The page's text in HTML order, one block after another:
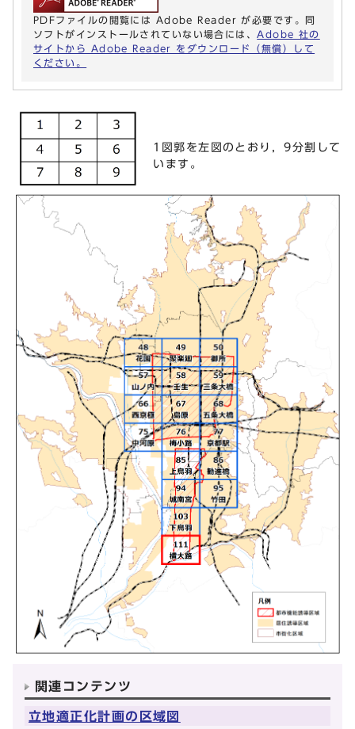
PDFファイルの閲覧には Adobe Reader が必要です。同
ソフトがインストールされていない場合には、 Adobe 社の
サイトから Adobe Reader をダウンロード（無償）して
ください。
1図郭を左図のとおり，9分割して
います。
関連コンテンツ
立地適正化計画の区域図